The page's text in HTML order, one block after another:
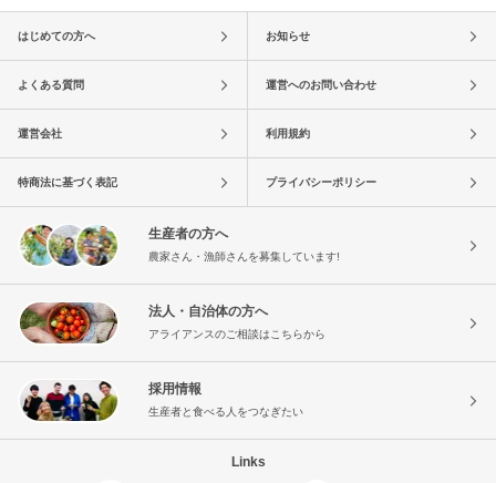
はじめての方へ お知らせ
よくある質問 運営へのお問い合わせ
運営会社 利用規約
特商法に基づく表記 プライバシーポリシー
生産者の方へ
農家さん・漁師さんを募集しています!
法人・自治体の方へ
アライアンスのご相談はこちらから
採用情報
生産者と食べる人をつなぎたい
Links